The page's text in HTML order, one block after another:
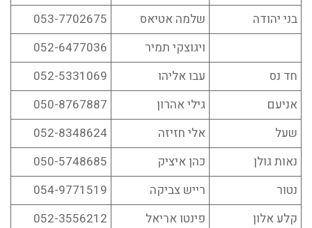
בני יהודה
שלמה אטיאס
053-7702675
ויגוצקי תמיר
052-6477036
חד נס
עבו אליהו
052-5331069
אניעם
גילי אהרון
050-8767887
שעל
אלי חזיזה
052-8348624
נאות גולן
כהן איציק
050-5748685
נטור
רייש צביקה
054-9771519
קלע אלון
פינטו אריאל 052-3556212